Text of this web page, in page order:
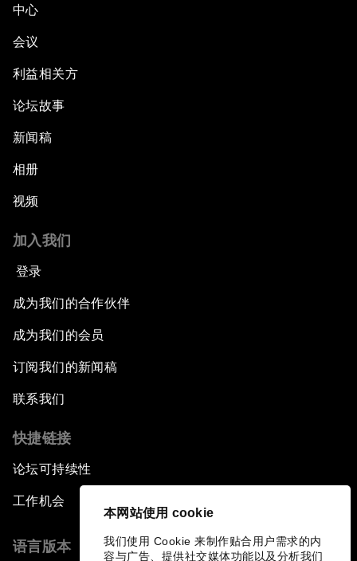
本网站使用 cookie
我们使用 Cookie 来制作贴合用户需求的内
容与广告、提供社交媒体功能以及分析我们
中心
会议
利益相关方
论坛故事
新闻稿
相册
视频
加入我们
登录
成为我们的合作伙伴
成为我们的会员
订阅我们的新闻稿
联系我们
快捷链接
论坛可持续性
工作机会
语言版本